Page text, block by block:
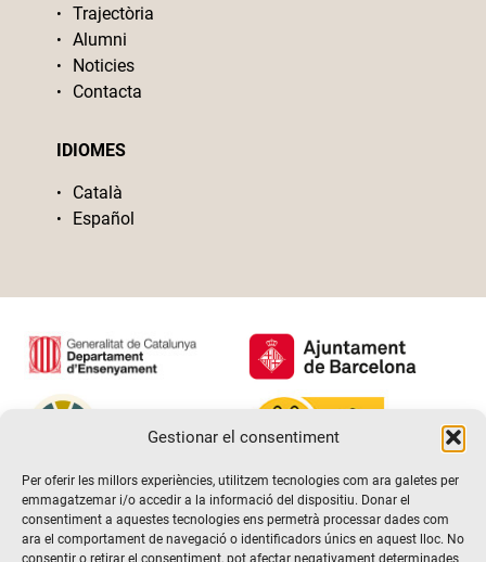
Gestionar el consentiment
Per oferir les millors experiències, utilitzem tecnologies com ara galetes per
emmagatzemar i/o accedir a la informació del dispositiu. Donar el
consentiment a aquestes tecnologies ens permetrà processar dades com
ara el comportament de navegació o identificadors únics en aquest lloc. No
consentir o retirar el consentiment, pot afectar negativament determinades
Trajectòria
Alumni
Noticies
Contacta
IDIOMES
Català
Español